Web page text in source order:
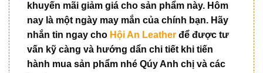
khuyến mãi giảm giá cho sản phẩm này. Hôm
nay là một ngày may mắn của chính bạn. Hãy
nhắn tin ngay cho Hội An Leather để được tư
vấn kỹ càng và hướng dẩn chi tiết khi tiến
hành mua sản phẩm nhé Qúy Anh chị và các